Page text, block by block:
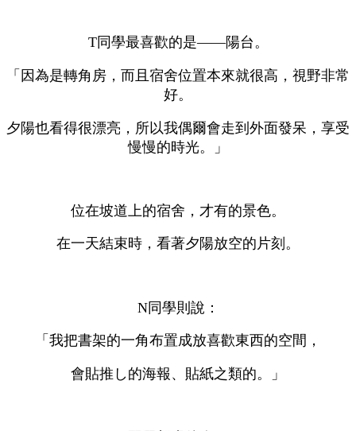
T同學最喜歡的是——陽台。
「因為是轉角房，而且宿舍位置本來就很高，視野非常
好。
夕陽也看得很漂亮，所以我偶爾會走到外面發呆，享受
慢慢的時光。」
位在坡道上的宿舍，才有的景色。
在一天結束時，看著夕陽放空的片刻。
N同學則說：
「我把書架的一角布置成放喜歡東西的空間，
會貼推し的海報、貼紙之類的。」